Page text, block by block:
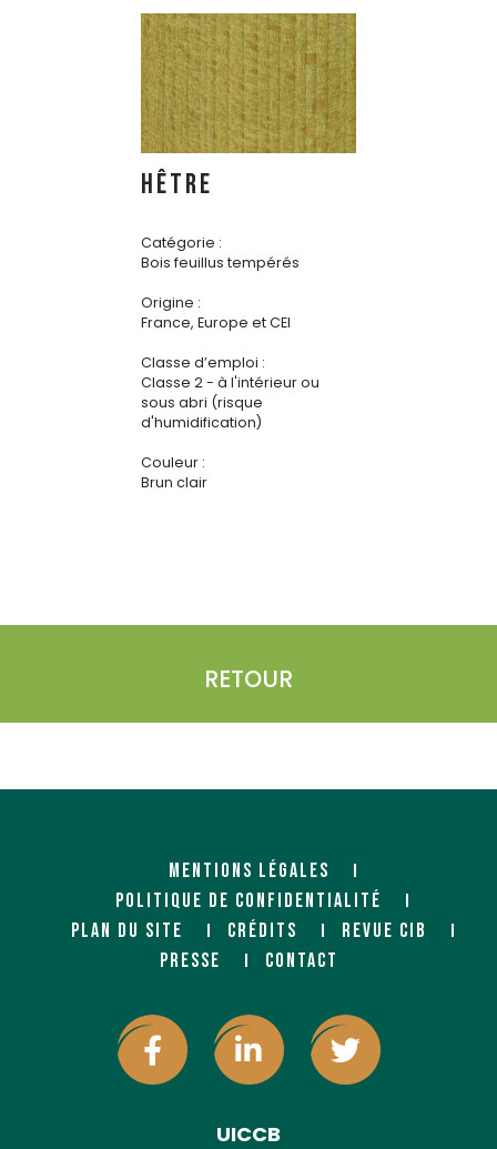
HÊTRE
Catégorie :
Bois feuillus tempérés
Origine :
France, Europe et CEI
Classe d’emploi :
Classe 2 - à l'intérieur ou
sous abri (risque
d'humidification)
Couleur :
Brun clair
RETOUR
MENTIONS LÉGALES
POLITIQUE DE CONFIDENTIALITÉ
PLAN DU SITE
CRÉDITS
REVUE CIB
PRESSE
CONTACT
UICCB